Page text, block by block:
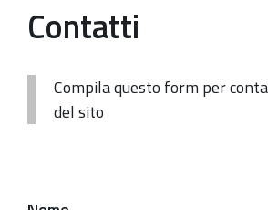
Contatti
Compila questo form per
del sito